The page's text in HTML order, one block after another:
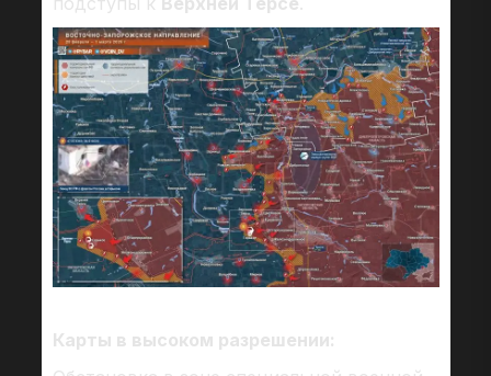
Карты в высоком разрешении: